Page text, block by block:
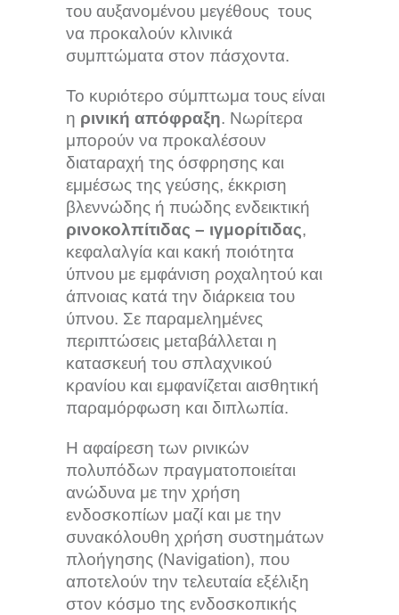
του αυξανομένου μεγέθους τους
να προκαλούν κλινικά
συμπτώματα στον πάσχοντα.
Το κυριότερο σύμπτωμα τους είναι
η ρινική απόφραξη. Νωρίτερα
μπορούν να προκαλέσουν
διαταραχή της όσφρησης και
εμμέσως της γεύσης, έκκριση
βλεννώδης ή πυώδης ενδεικτική
ρινοκολπίτιδας – ιγμορίτιδας,
κεφαλαλγία και κακή ποιότητα
ύπνου με εμφάνιση ροχαλητού και
άπνοιας κατά την διάρκεια του
ύπνου. Σε παραμελημένες
περιπτώσεις μεταβάλλεται η
κατασκευή του σπλαχνικού
κρανίου και εμφανίζεται αισθητική
παραμόρφωση και διπλωπία.
Η αφαίρεση των ρινικών
πολυπόδων πραγματοποιείται
ανώδυνα με την χρήση
ενδοσκοπίων μαζί και με την
συνακόλουθη χρήση συστημάτων
πλοήγησης (Navigation), που
αποτελούν την τελευταία εξέλιξη
στον κόσμο της ενδοσκοπικής